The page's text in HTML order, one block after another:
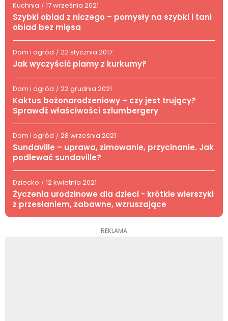
Kuchnia / 17 września 2021
Szybki obiad z niczego – pomysły na szybki i tani
obiad bez mięsa
Dom i ogród / 22 stycznia 2017
Jak wyczyścić plamy z kurkumy?
Dom i ogród / 22 grudnia 2021
Kaktus bożonarodzeniowy – czy jest trujący?
Sprawdź właściwości szlumbergery
Dom i ogród / 28 września 2021
Sundaville – uprawa, zimowanie, przycinanie. Jak
podlewać sundaville?
Dziecko / 12 kwietnia 2021
Życzenia urodzinowe dla dzieci - krótkie wierszyki
z przesłaniem, zabawne, wzruszające
REKLAMA